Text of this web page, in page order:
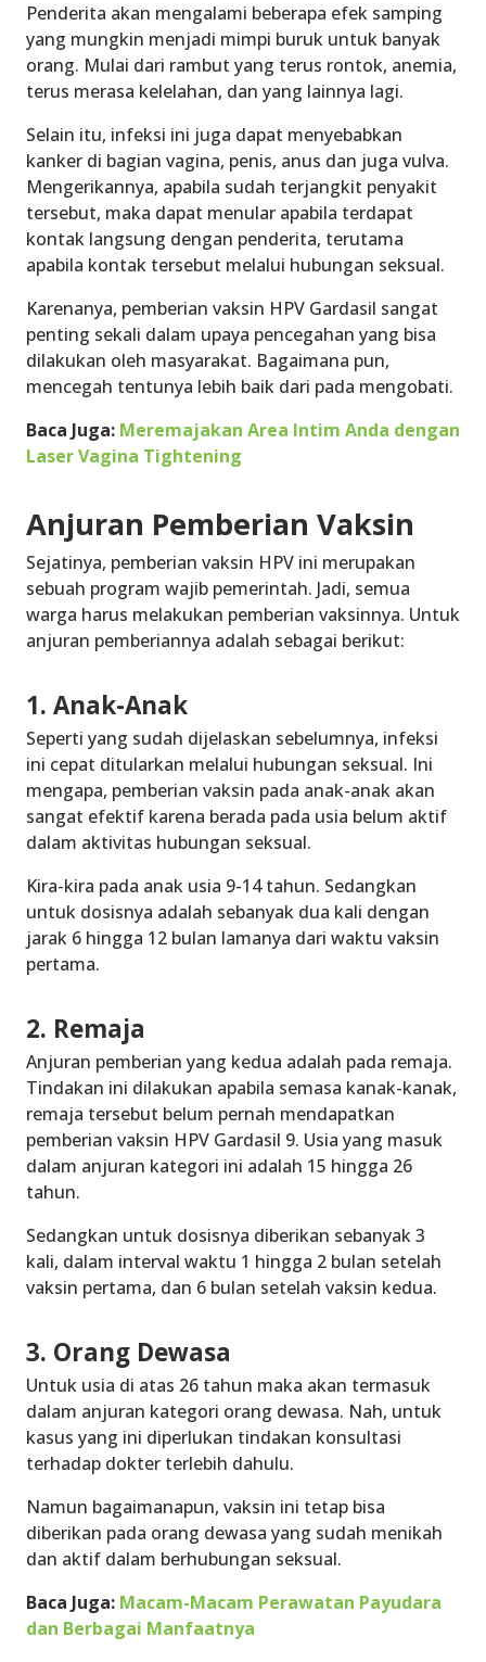
Penderita akan mengalami beberapa efek samping
yang mungkin menjadi mimpi buruk untuk banyak
orang. Mulai dari rambut yang terus rontok, anemia,
terus merasa kelelahan, dan yang lainnya lagi.
Selain itu, infeksi ini juga dapat menyebabkan
kanker di bagian vagina, penis, anus dan juga vulva.
Mengerikannya, apabila sudah terjangkit penyakit
tersebut, maka dapat menular apabila terdapat
kontak langsung dengan penderita, terutama
apabila kontak tersebut melalui hubungan seksual.
Karenanya, pemberian vaksin HPV Gardasil sangat
penting sekali dalam upaya pencegahan yang bisa
dilakukan oleh masyarakat. Bagaimana pun,
mencegah tentunya lebih baik dari pada mengobati.
Baca Juga: Meremajakan Area Intim Anda dengan
Laser Vagina Tightening
Anjuran Pemberian Vaksin
Sejatinya, pemberian vaksin HPV ini merupakan
sebuah program wajib pemerintah. Jadi, semua
warga harus melakukan pemberian vaksinnya. Untuk
anjuran pemberiannya adalah sebagai berikut:
1. Anak-Anak
Seperti yang sudah dijelaskan sebelumnya, infeksi
ini cepat ditularkan melalui hubungan seksual. Ini
mengapa, pemberian vaksin pada anak-anak akan
sangat efektif karena berada pada usia belum aktif
dalam aktivitas hubungan seksual.
Kira-kira pada anak usia 9-14 tahun. Sedangkan
untuk dosisnya adalah sebanyak dua kali dengan
jarak 6 hingga 12 bulan lamanya dari waktu vaksin
pertama.
2. Remaja
Anjuran pemberian yang kedua adalah pada remaja.
Tindakan ini dilakukan apabila semasa kanak-kanak,
remaja tersebut belum pernah mendapatkan
pemberian vaksin HPV Gardasil 9. Usia yang masuk
dalam anjuran kategori ini adalah 15 hingga 26
tahun.
Sedangkan untuk dosisnya diberikan sebanyak 3
kali, dalam interval waktu 1 hingga 2 bulan setelah
vaksin pertama, dan 6 bulan setelah vaksin kedua.
3. Orang Dewasa
Untuk usia di atas 26 tahun maka akan termasuk
dalam anjuran kategori orang dewasa. Nah, untuk
kasus yang ini diperlukan tindakan konsultasi
terhadap dokter terlebih dahulu.
Namun bagaimanapun, vaksin ini tetap bisa
diberikan pada orang dewasa yang sudah menikah
dan aktif dalam berhubungan seksual.
Baca Juga: Macam-Macam Perawatan Payudara
dan Berbagai Manfaatnya